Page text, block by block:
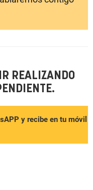
REALIZANDO
y recibe en tu móvil